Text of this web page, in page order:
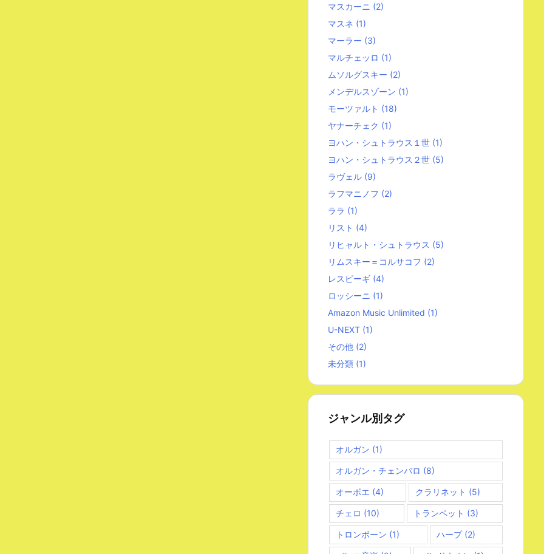
マスカーニ (2)
マスネ (1)
マーラー (3)
マルチェッロ (1)
ムソルグスキー (2)
メンデルスゾーン (1)
モーツァルト (18)
ヤナーチェク (1)
ヨハン・シュトラウス１世 (1)
ヨハン・シュトラウス２世 (5)
ラヴェル (9)
ラフマニノフ (2)
ララ (1)
リスト (4)
リヒャルト・シュトラウス (5)
リムスキー＝コルサコフ (2)
レスピーギ (4)
ロッシーニ (1)
Amazon Music Unlimited (1)
U-NEXT (1)
その他 (2)
未分類 (1)
ジャンル別タグ
オルガン (1)
オルガン・チェンバロ (8)
オーボエ (4) クラリネット (5)
チェロ (10) トランペット (3)
トロンボーン (1) ハープ(2)